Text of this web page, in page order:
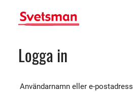
Hoppa
Logga in
Användarnamn eller e-postadress